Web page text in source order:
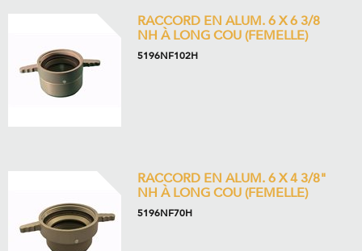
RACCORD EN ALUM. 6 X 6 3/8
NH À LONG COU (FEMELLE)
5196NF102H
RACCORD EN ALUM. 6 X 4 3/8"
NH À LONG COU (FEMELLE)
5196NF70H